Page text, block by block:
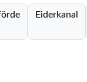
Eiderkanal